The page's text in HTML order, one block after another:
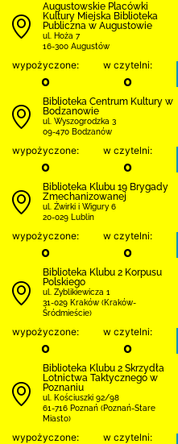
Augustowskie Placówki
Kultury Miejska Biblioteka
Publiczna w Augustowie
ul. Hoża 7
16-300 Augustów
wypożyczone:
0
w czytelni:
0
Biblioteka Centrum Kultury w
Bodzanowie
ul. Wyszogrodzka 3
09-470 Bodzanów
wypożyczone:
0
w czytelni:
0
Biblioteka Klubu 19 Brygady
Zmechanizowanej
ul. Żwirki i Wigury 6
20-029 Lublin
wypożyczone:
0
w czytelni:
0
Biblioteka Klubu 2 Korpusu
Polskiego
ul. Zyblikiewicza 1
31-029 Kraków (Kraków-
Śródmieście)
wypożyczone:
0
w czytelni:
0
Biblioteka Klubu 2 Skrzydła
Lotnictwa Taktycznego w
Poznaniu
ul. Kościuszki 92/98
61-716 Poznań (Poznań-Stare
Miasto)
wypożyczone: w czytelni: